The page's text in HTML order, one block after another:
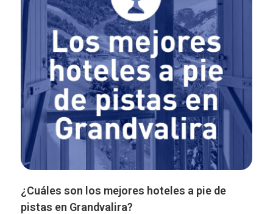
¿Cuáles son los mejores hoteles a pie de
pistas en Grandvalira?